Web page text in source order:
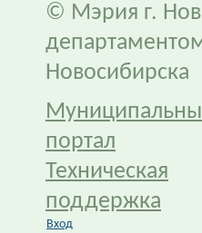
© Мэрия г.
Новосибирска
портал
Техническая
поддержка
Вход